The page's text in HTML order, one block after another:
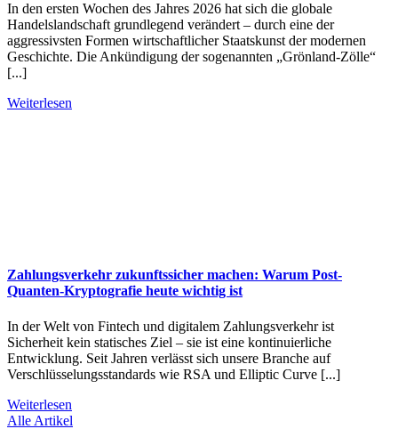
In den ersten Wochen des Jahres 2026 hat sich die globale
Handelslandschaft grundlegend verändert – durch eine der
aggressivsten Formen wirtschaftlicher Staatskunst der modernen
Geschichte. Die Ankündigung der sogenannten „Grönland-Zölle“
[...]
Weiterlesen
Zahlungsverkehr zukunftssicher machen: Warum Post-
Quanten-Kryptografie heute wichtig ist
In der Welt von Fintech und digitalem Zahlungsverkehr ist
Sicherheit kein statisches Ziel – sie ist eine kontinuierliche
Entwicklung. Seit Jahren verlässt sich unsere Branche auf
Verschlüsselungsstandards wie RSA und Elliptic Curve [...]
Weiterlesen
Alle Artikel